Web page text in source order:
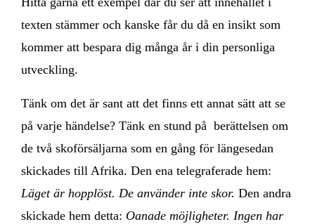
texten stämmer och kanske får du då en insikt som
kommer att bespara dig många år i din personliga
utveckling.
Tänk om det är sant att det finns ett annat sätt att se
på varje händelse? Tänk en stund på berättelsen om
de två skoförsäljarna som en gång för längesedan
skickades till Afrika. Den ena telegraferade hem:
Läget är hopplöst. De använder inte skor. Den andra
skickade hem detta: Oanade möjligheter. Ingen har